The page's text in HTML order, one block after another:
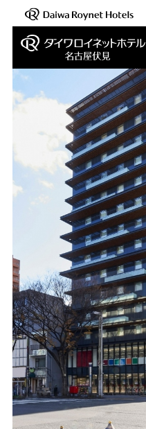
【新規開業のご紹介】2025年